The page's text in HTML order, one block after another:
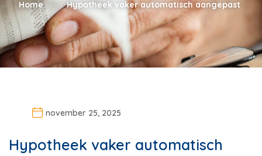
Home Hypotheek vaker automatisch aangepast
november 25, 2025
Hypotheek vaker automatisch